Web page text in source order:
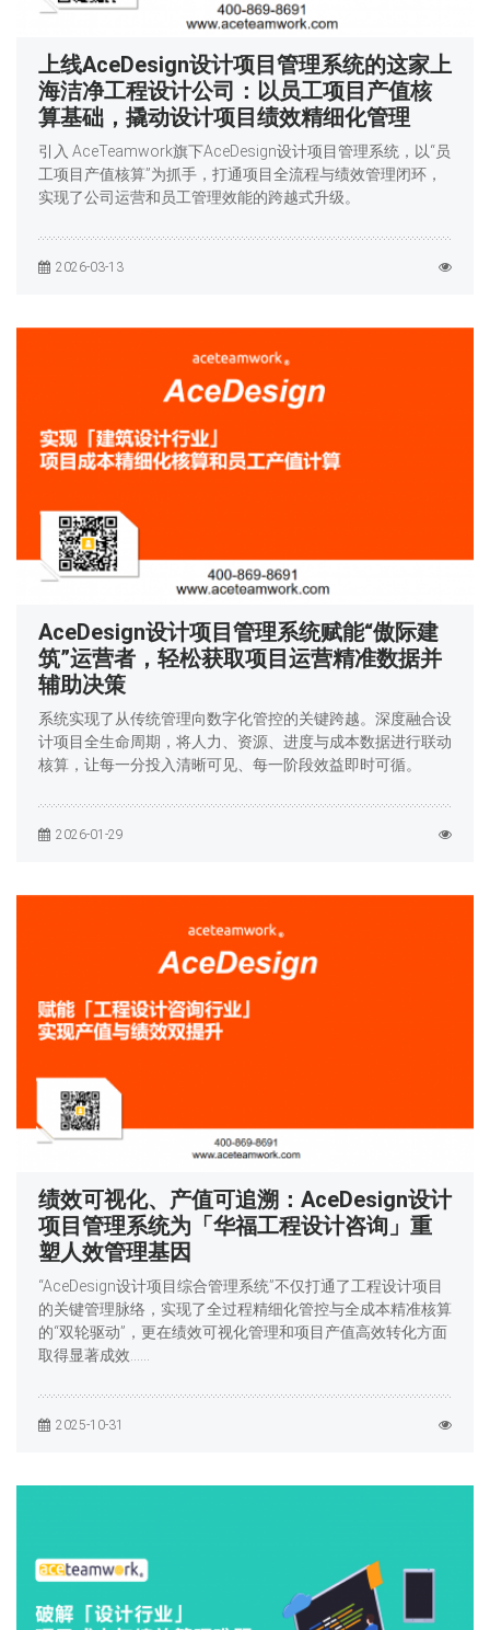
上线AceDesign设计项目管理系统的这家上
海洁净工程设计公司：以员工项目产值核
算基础，撬动设计项目绩效精细化管理
引入 AceTeamwork旗下AceDesign设计项目管理系统，以“员
工项目产值核算”为抓手，打通项目全流程与绩效管理闭环，
实现了公司运营和员工管理效能的跨越式升级。
2026-03-13
AceDesign设计项目管理系统赋能“傲际建
筑”运营者，轻松获取项目运营精准数据并
辅助决策
系统实现了从传统管理向数字化管控的关键跨越。深度融合设
计项目全生命周期，将人力、资源、进度与成本数据进行联动
核算，让每一分投入清晰可见、每一阶段效益即时可循。
2026-01-29
绩效可视化、产值可追溯：AceDesign设计
项目管理系统为「华福工程设计咨询」重
塑人效管理基因
“AceDesign设计项目综合管理系统”不仅打通了工程设计项目
的关键管理脉络，实现了全过程精细化管控与全成本精准核算
的“双轮驱动”，更在绩效可视化管理和项目产值高效转化方面
取得显著成效……
2025-10-31